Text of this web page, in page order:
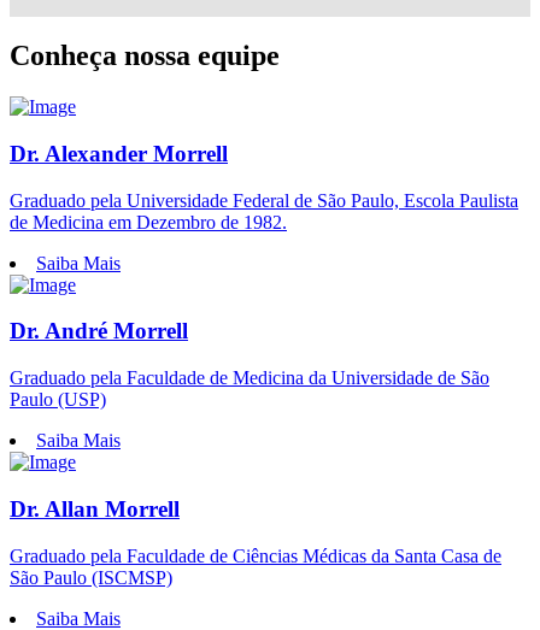
Conheça nossa equipe
Dr. Alexander Morrell
Graduado pela Universidade Federal de São Paulo, Escola Paulista
de Medicina em Dezembro de 1982.
Saiba Mais
Dr. André Morrell
Graduado pela Faculdade de Medicina da Universidade de São
Paulo (USP)
Saiba Mais
Dr. Allan Morrell
Graduado pela Faculdade de Ciências Médicas da Santa Casa de
São Paulo (ISCMSP)
Saiba Mais